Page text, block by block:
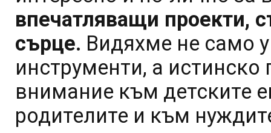
впечатляващи проекти,
сърце. Видяхме не само
инструменти, а истинско
внимание към детските
родителите и към